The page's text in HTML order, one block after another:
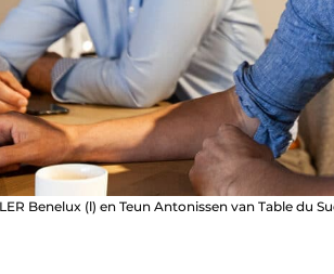
Benelux (l) en Teun Antonissen van Table du